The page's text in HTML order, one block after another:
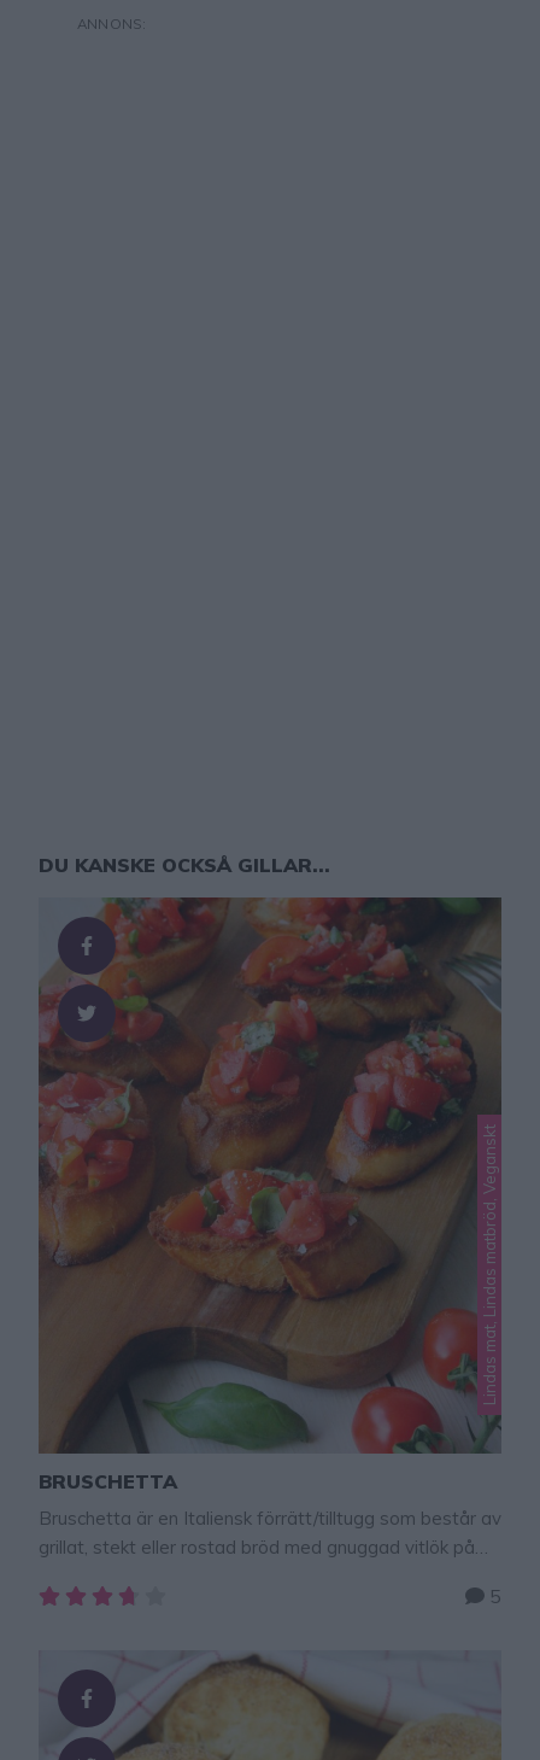
DU KANSKE OCKSÅ GILLAR...
Lindas mat, Lindas matbröd, Veganskt
BRUSCHETTA
Bruschetta är en Italiensk förrätt/tilltugg som består av
grillat, stekt eller rostad bröd med gnuggad vitlök på
basilika, olivolja och kryddor. Jag älskar Bruschetta, ett 5